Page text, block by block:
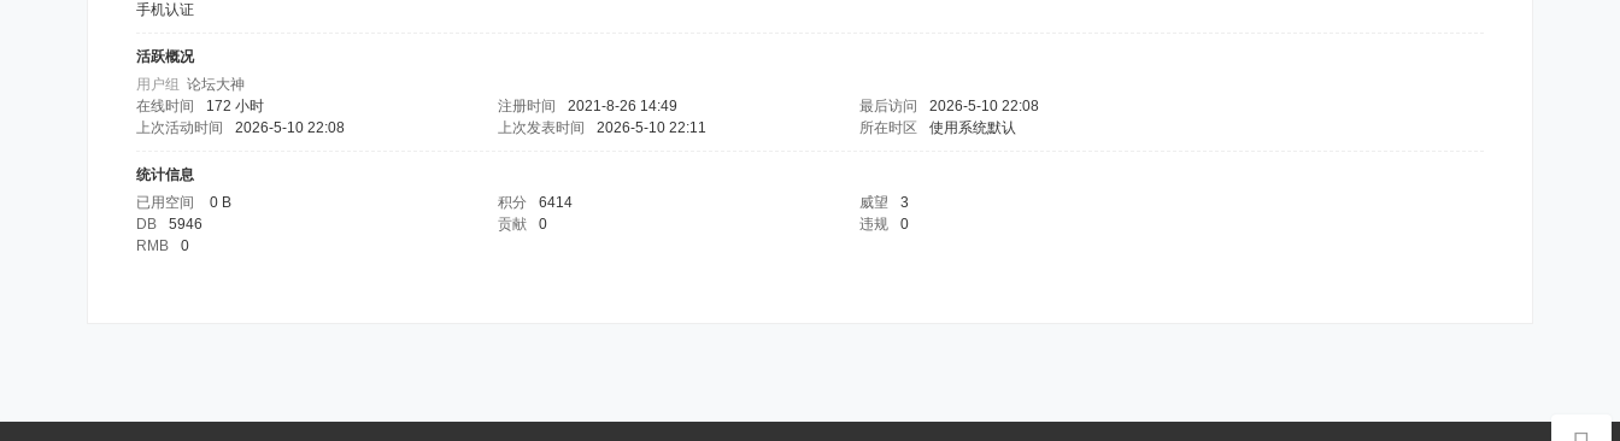
手机认证
活跃概况
用户组 论坛大神
在线时间
172 小时 注册时间 2021-8-26 14:49 最后访问
2026-5-10 22:08
上次活动时间
2026-5-10 22:08 上次发表时间 2026-5-10 22:11 所在时区 使用系统默认
统计信息
已用空间
0 B 积分 6414 威望
3
DB
5946 贡献 0 违规
0
RMB
0